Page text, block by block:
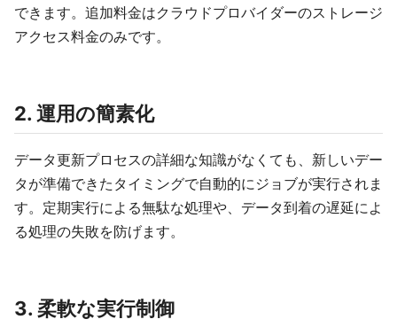
できます。追加料金はクラウドプロバイダーのストレージ
アクセス料金のみです。
2. 運用の簡素化
データ更新プロセスの詳細な知識がなくても、新しいデー
タが準備できたタイミングで自動的にジョブが実行されま
す。定期実行による無駄な処理や、データ到着の遅延によ
る処理の失敗を防げます。
3. 柔軟な実行制御